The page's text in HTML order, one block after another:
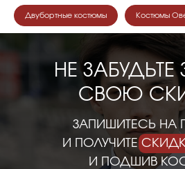
Двубортные костюмы Костюмы
НЕ ЗАБУДЬТЕ
СВОЮ
ЗАПИШИТЕСЬ НА
И ПОЛУЧИТЕ
И ПОДШИВ